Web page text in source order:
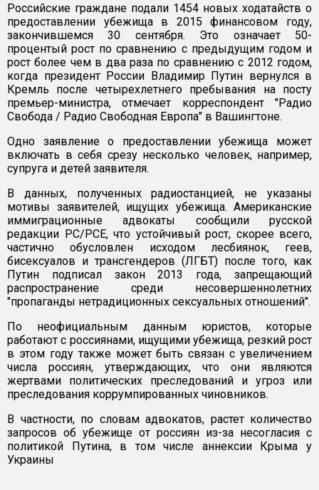
Российские граждане подали 1454 новых ходатайств о
предоставлении убежища в 2015 финансовом году,
закончившемся 30 сентября. Это означает 50-
процентый рост по сравнению с предыдущим годом и
рост более чем в два раза по сравнению с 2012 годом,
когда президент России Владимир Путин вернулся в
Кремль после четырехлетнего пребывания на посту
премьер-министра, отмечает корреспондент "Радио
Свобода / Радио Свободная Европа" в Вашингтоне.
Одно заявление о предоставлении убежища может
включать в себя срезу несколько человек, например,
супруга и детей заявителя.
В данных, полученных радиостанцией, не указаны
мотивы заявителей, ищущих убежища. Американские
иммиграционные адвокаты сообщили русской
редакции РС/РСЕ, что устойчивый рост, скорее всего,
частично обусловлен исходом лесбиянок, геев,
бисексуалов и трансгендеров (ЛГБТ) после того, как
Путин подписал закон 2013 года, запрещающий
распространение среди несовершеннолетних
"пропаганды нетрадиционных сексуальных отношений".
По неофициальным данным юристов, которые
работают с россиянами, ищущими убежища, резкий рост
в этом году также может быть связан с увеличением
числа россиян, утверждающих, что они являются
жертвами политических преследований и угроз или
преследования коррумпированных чиновников.
В частности, по словам адвокатов, растет количество
запросов об убежище от россиян из-за несогласия с
политикой Путина, в том числе аннексии Крыма у
Украины